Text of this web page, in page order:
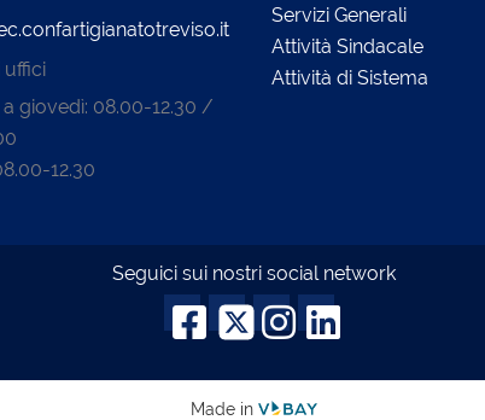
uffici
a giovedì: 08.00-12.30 /
12.30
Servizi Generali
Attività Sindacale
Attività di Sistema
Seguici sui nostri social network
Made in